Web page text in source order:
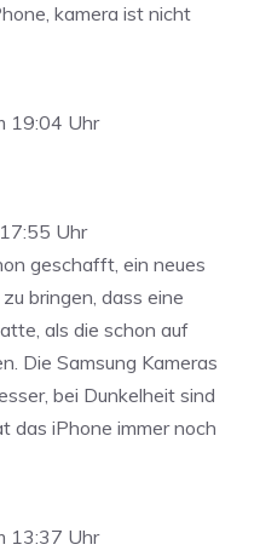
kamera ist nicht
19:04 Uhr
Uhr
geschafft, ein neues
bringen, dass eine
als die schon auf
Die Samsung Kameras
bei Dunkelheit sind
das iPhone immer noch
13:37 Uhr